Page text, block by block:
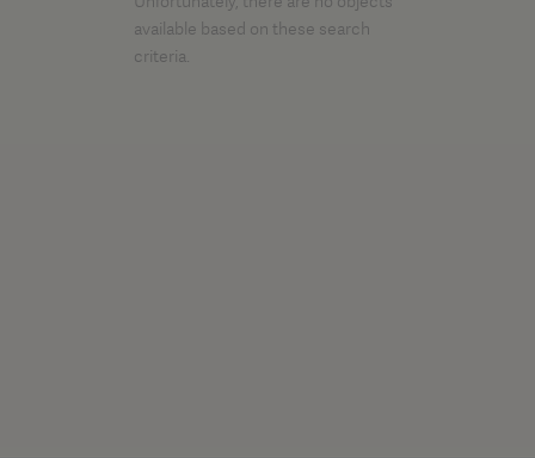
available based on these search
criteria.